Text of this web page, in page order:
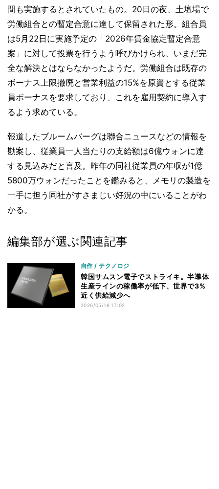
間も実施するとされていたもの。20日の夜、土壇場で
労働組合との暫定合意に達して保留された形。組合員
は5月22日に実施予定の「2026年賃金協定暫定合意
案」に対して投票を行うよう呼びかけられ、いまだ完
全な解決とはならなかったようだ。労働組合は既存の
ボーナス上限撤廃と営業利益の15%を原資とする従業
員ボーナスを要求しており、これを雇用契約に導入す
るよう求めている。
報道したブルームバーグは聯合ニュースなどの情報を
勘案し、従業員一人当たりの支給額は6億ウォンに達
する見込みだと言及。昨年の同社従業員の年収が1億
5800万ウォンだったことを鑑みると、メモリの製造を
一手に担う同社がすさまじい好況の中にいることがわ
かる。
編集部が選ぶ関連記事
自作 / テクノロジ
韓国サムスン電子でストライキ。半導体
生産ラインの稼働率が低下、世界で3%
近く供給減少へ
2026/05/18 17:02